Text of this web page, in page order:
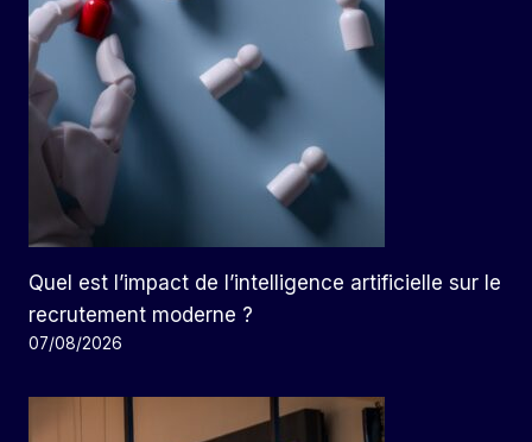
Quel est l’impact de l’intelligence artificielle sur le
recrutement moderne ?
07/08/2026